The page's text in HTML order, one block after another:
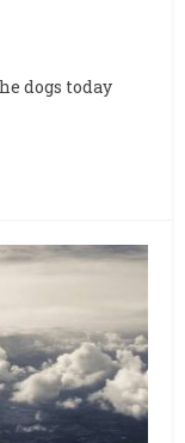
dogs today